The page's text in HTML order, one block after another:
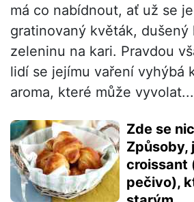
má co nabídnout, ať už se
gratinovaný květák, dušený
zeleninu na kari. Pravdou
lidí se jejímu vaření vyhýbá
aroma, které může
Zde se
Způsoby,
croissant
pečivo),